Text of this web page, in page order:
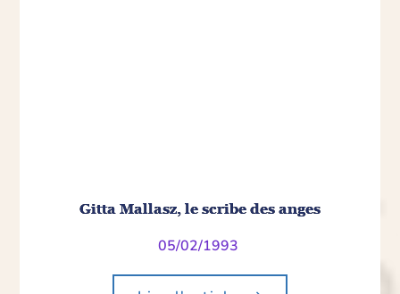
Gitta Mallasz, le scribe des anges
05/02/1993